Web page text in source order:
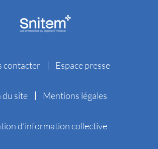
contacter Espace presse
du site Mentions légales
d’information collective